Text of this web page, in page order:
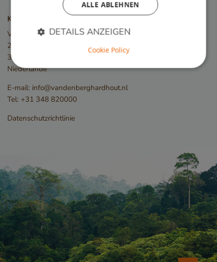
Kontakt
Van den Berg Hardhout
2e Industrieweg 19
3411 ME
Niederlande
E-mail: info@vandenberghardhout.nl
Tel: +31 348 820000
Datenschutzrichtlinie
ALLE ABLEHNEN
DETAILS ANZEIGEN
Targeting
Funktionalität
Unbedingt erforderliche Cookies ermöglichen
Benutzeranmeldung und die Kontoverwaltung.
Anbieter / Domäne
__cf_bm
.db.sleak.chat
Cookie Policy